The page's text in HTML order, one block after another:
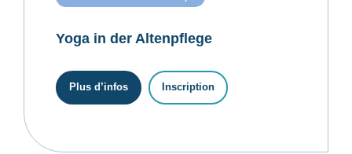
Yoga in der Altenpflege
Plus d’infos Inscription